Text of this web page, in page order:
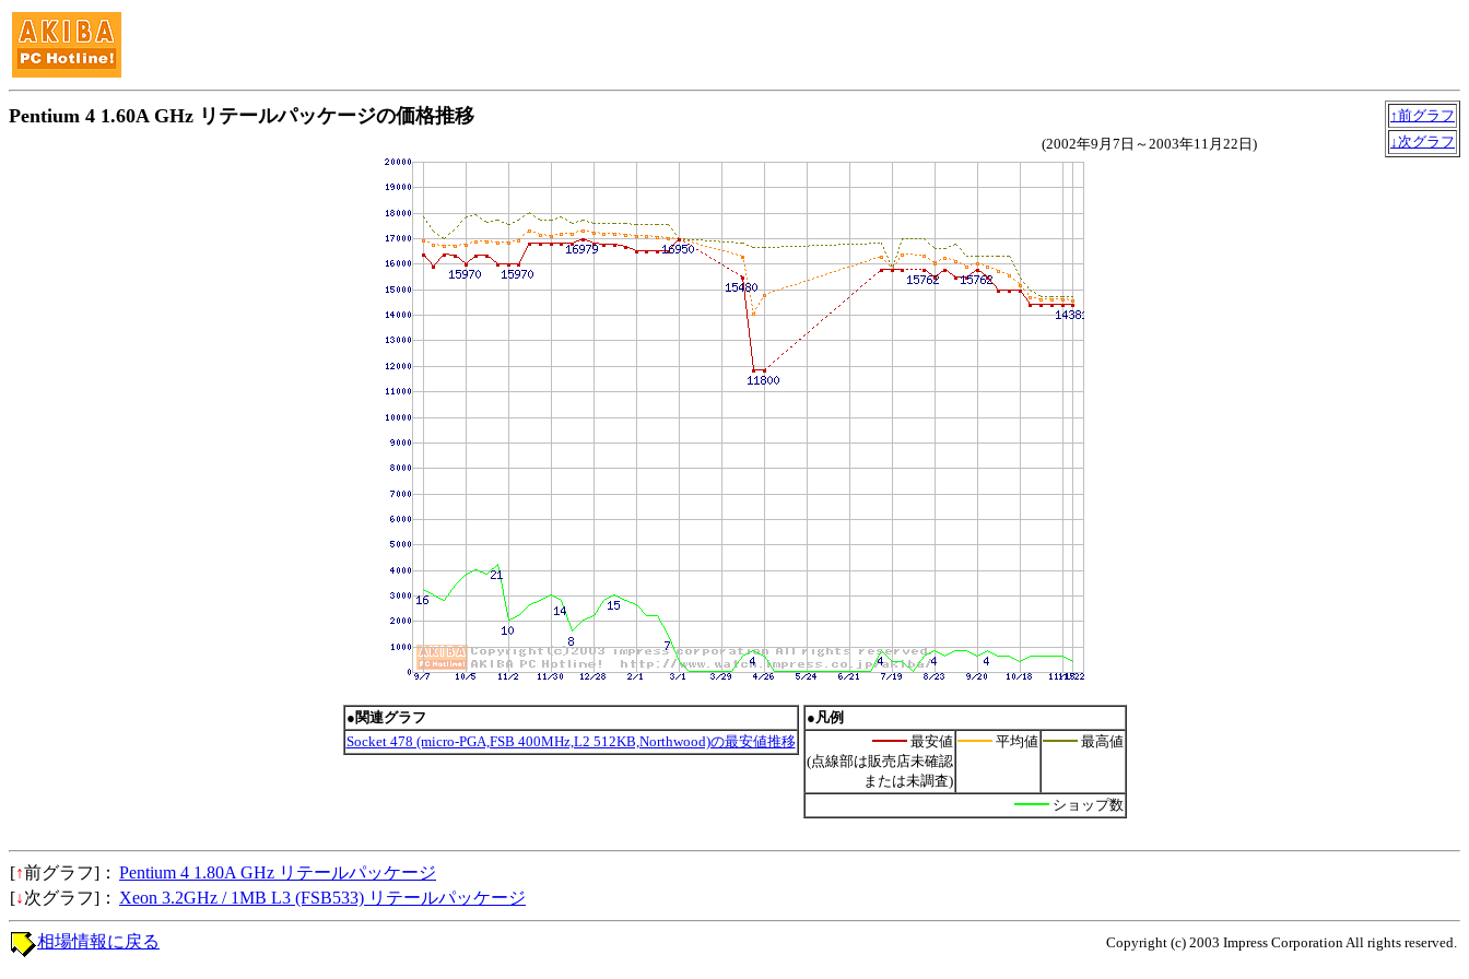
Pentium 4 1.60A GHz リテールパッケージの価格推移
↑前グラフ
↓次グラフ
(2002年9月7日～2003年11月22日)
●関連グラフ
Socket 478 (micro-PGA,FSB 400MHz,L2 512KB,Northwood)の最安値推移
●凡例
最安値
(点線部は販売店未確認
または未調査)
平均値 最高値
ショップ数
[↑前グラフ]： Pentium 4 1.80A GHz リテールパッケージ
[↓次グラフ]： Xeon 3.2GHz / 1MB L3 (FSB533) リテールパッケージ
Copyright (c) 2003 Impress Corporation All rights reserved.
相場情報に戻る